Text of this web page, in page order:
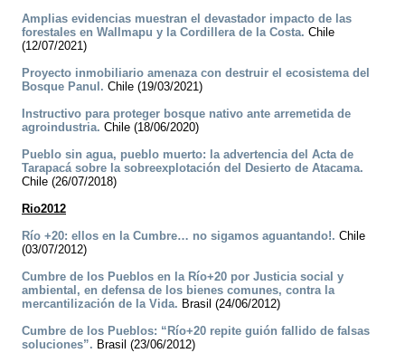
Amplias evidencias muestran el devastador impacto de las
forestales en Wallmapu y la Cordillera de la Costa. Chile
(12/07/2021)
Proyecto inmobiliario amenaza con destruir el ecosistema del
Bosque Panul. Chile (19/03/2021)
Instructivo para proteger bosque nativo ante arremetida de
agroindustria. Chile (18/06/2020)
Pueblo sin agua, pueblo muerto: la advertencia del Acta de
Tarapacá sobre la sobreexplotación del Desierto de Atacama.
Chile (26/07/2018)
Rio2012
Río +20: ellos en la Cumbre… no sigamos aguantando!. Chile
(03/07/2012)
Cumbre de los Pueblos en la Río+20 por Justicia social y
ambiental, en defensa de los bienes comunes, contra la
mercantilización de la Vida. Brasil (24/06/2012)
Cumbre de los Pueblos: “Río+20 repite guión fallido de falsas
soluciones”. Brasil (23/06/2012)